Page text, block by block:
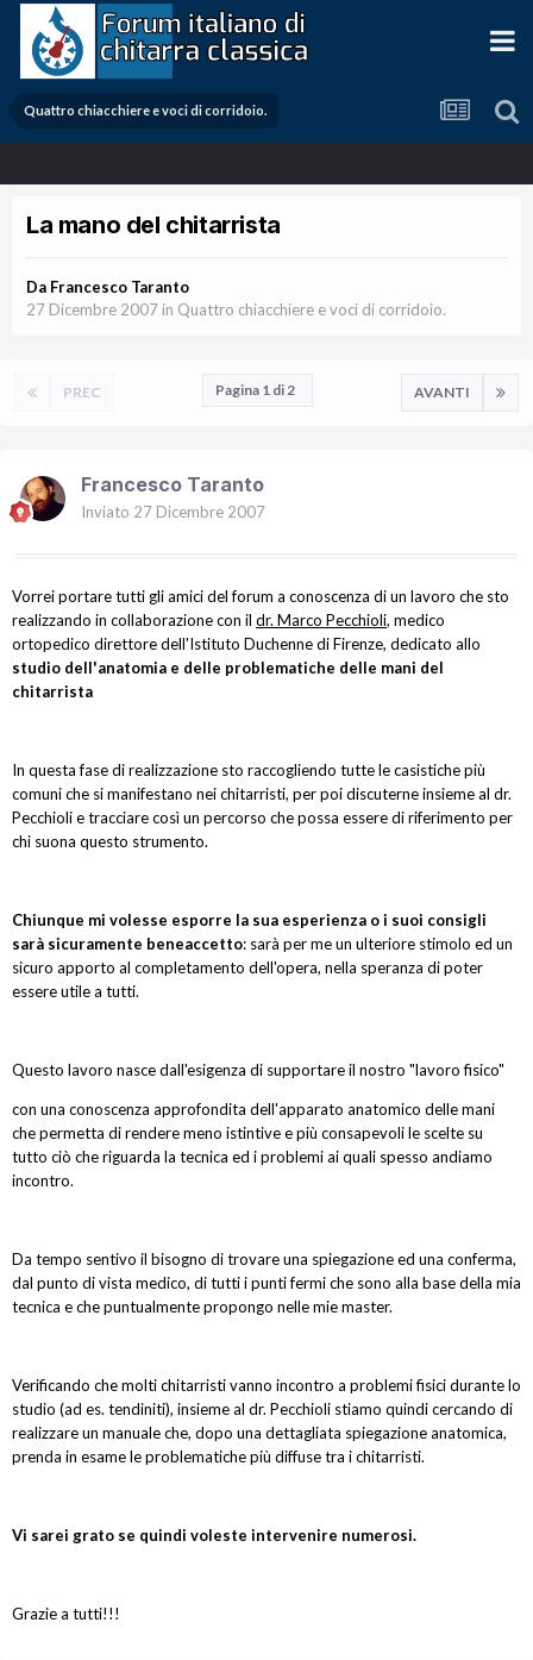
Quattro chiacchiere e voci di corridoio.
La mano del chitarrista
Da Francesco Taranto
27 Dicembre 2007 in Quattro chiacchiere e voci di corridoio.
PREC AVANTI
Pagina 1 di 2
Francesco Taranto
Inviato 27 Dicembre 2007
Vorrei portare tutti gli amici del forum a conoscenza di un lavoro che sto
realizzando in collaborazione con il dr. Marco Pecchioli, medico
ortopedico direttore dell'Istituto Duchenne di Firenze, dedicato allo
studio dell'anatomia e delle problematiche delle mani del
chitarrista
In questa fase di realizzazione sto raccogliendo tutte le casistiche più
comuni che si manifestano nei chitarristi, per poi discuterne insieme al dr.
Pecchioli e tracciare così un percorso che possa essere di riferimento per
chi suona questo strumento.
Chiunque mi volesse esporre la sua esperienza o i suoi consigli
sarà sicuramente beneaccetto: sarà per me un ulteriore stimolo ed un
sicuro apporto al completamento dell'opera, nella speranza di poter
essere utile a tutti.
Questo lavoro nasce dall'esigenza di supportare il nostro "lavoro fisico"
con una conoscenza approfondita dell'apparato anatomico delle mani
che permetta di rendere meno istintive e più consapevoli le scelte su
tutto ciò che riguarda la tecnica ed i problemi ai quali spesso andiamo
incontro.
Da tempo sentivo il bisogno di trovare una spiegazione ed una conferma,
dal punto di vista medico, di tutti i punti fermi che sono alla base della mia
tecnica e che puntualmente propongo nelle mie master.
Verificando che molti chitarristi vanno incontro a problemi fisici durante lo
studio (ad es. tendiniti), insieme al dr. Pecchioli stiamo quindi cercando di
realizzare un manuale che, dopo una dettagliata spiegazione anatomica,
prenda in esame le problematiche più diffuse tra i chitarristi.
Vi sarei grato se quindi voleste intervenire numerosi.
Grazie a tutti!!!